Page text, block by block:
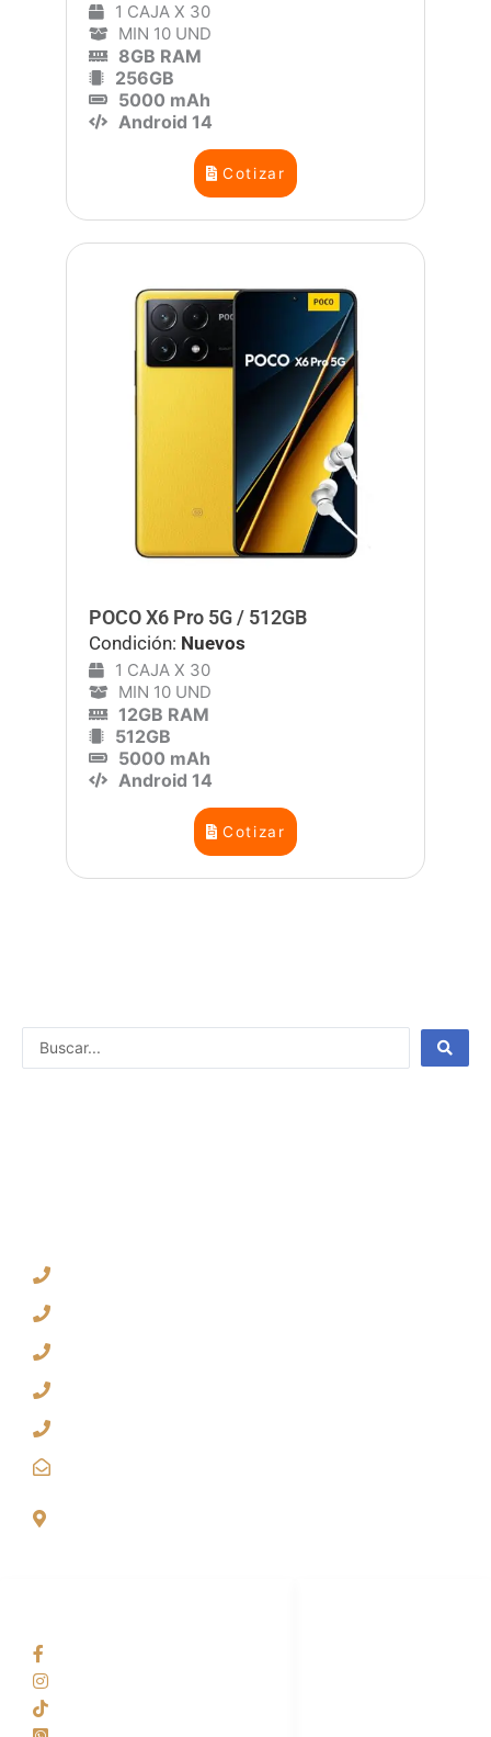
1 CAJA X 30
MIN 10 UND
8GB RAM
256GB
5000 mAh
Android 14
Cotizar
POCO X6 Pro 5G / 512GB
Condición: Nuevos
1 CAJA X 30
MIN 10 UND
12GB RAM
512GB
5000 mAh
Android 14
Cotizar
Search